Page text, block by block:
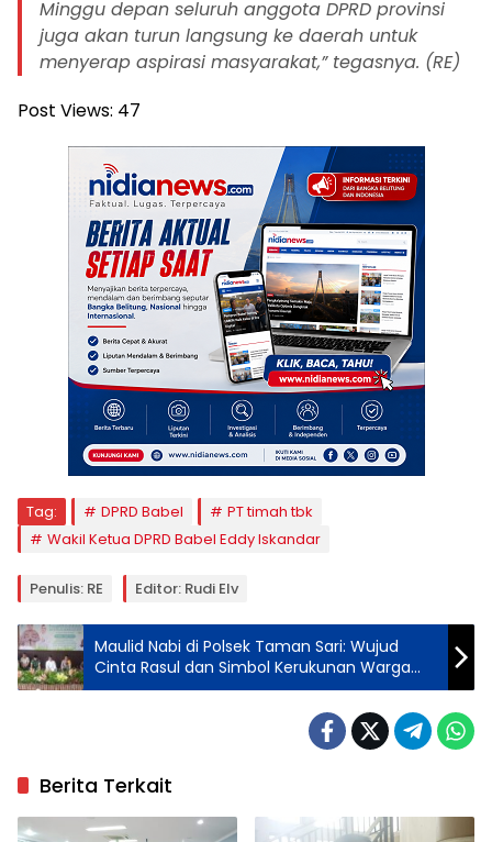
Minggu depan seluruh anggota DPRD provinsi
juga akan turun langsung ke daerah untuk
menyerap aspirasi masyarakat,” tegasnya. (RE)
Post Views: 47
Tag: DPRD Babel
PT timah tbk
Wakil Ketua DPRD Babel Eddy Iskandar
Penulis: RE Editor: Rudi Elv
Maulid Nabi di Polsek Taman Sari: Wujud
Cinta Rasul dan Simbol Kerukunan Warga
Pangkalpinang
Berita Terkait